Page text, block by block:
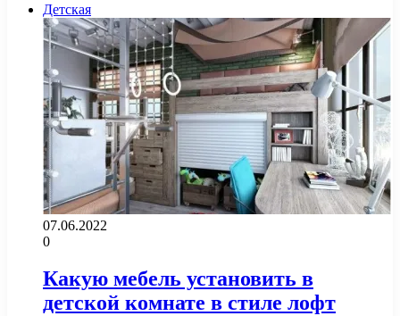
Детская
07.06.2022
0
Какую мебель установить в
детской комнате в стиле лофт